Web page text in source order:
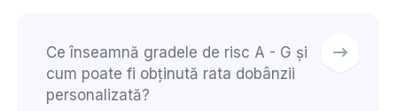
Ce înseamnă gradele de risc A - G și
cum poate fi obținută rata dobânzii
personalizată?